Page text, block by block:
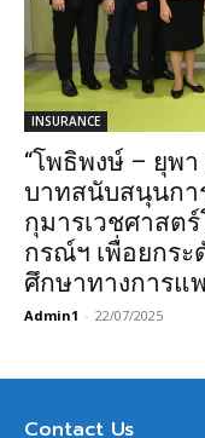
INSURANCE
“โพธิพงษ์ – ยุพ
บาทสนับสนุนกา
กุมารเวชศาสต
กรณ์ฯ เพื่อยกร
ศึกษาทางการแ
Admin1 - 22/07/2025
Contact Us